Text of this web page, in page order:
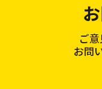
ご
お問